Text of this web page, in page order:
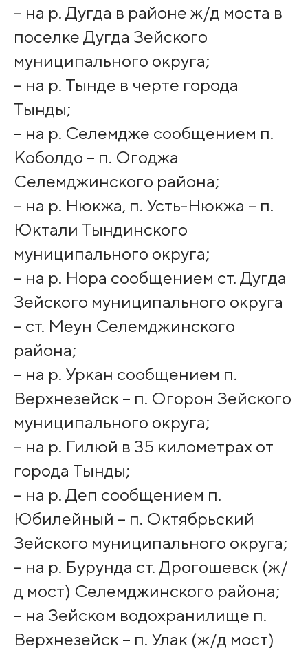
– на р. Дугда в районе ж/д моста в
поселке Дугда Зейского
муниципального округа;
– на р. Тынде в черте города
Тынды;
– на р. Селемдже сообщением п.
Коболдо – п. Огоджа
Селемджинского района;
– на р. Нюкжа, п. Усть-Нюкжа – п.
Юктали Тындинского
муниципального округа;
– на р. Нора сообщением ст. Дугда
Зейского муниципального округа
– ст. Меун Селемджинского
района;
– на р. Уркан сообщением п.
Верхнезейск – п. Огорон Зейского
муниципального округа;
– на р. Гилюй в 35 километрах от
города Тынды;
– на р. Деп сообщением п.
Юбилейный – п. Октябрьский
Зейского муниципального округа;
– на р. Бурунда ст. Дрогошевск (ж/
д мост) Селемджинского района;
– на Зейском водохранилище п.
Верхнезейск – п. Улак (ж/д мост)